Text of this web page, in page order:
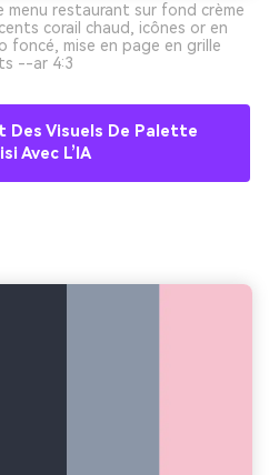
menu restaurant sur fond crème
corail chaud, icônes or en
foncé, mise en page en grille
--ar 4:3
Des Visuels De Palette
Avec L’IA